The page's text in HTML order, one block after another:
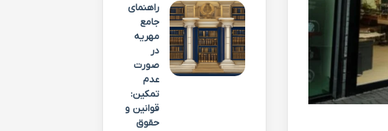
راهنمای
جامع
مهریه
در
صورت
عدم
تمکین:
قوانین و
حقوق